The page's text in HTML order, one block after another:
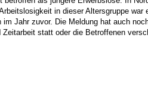
in dieser Altersgruppe
Jahr zuvor. Die Meldung hat auch
statt oder die Betroffenen